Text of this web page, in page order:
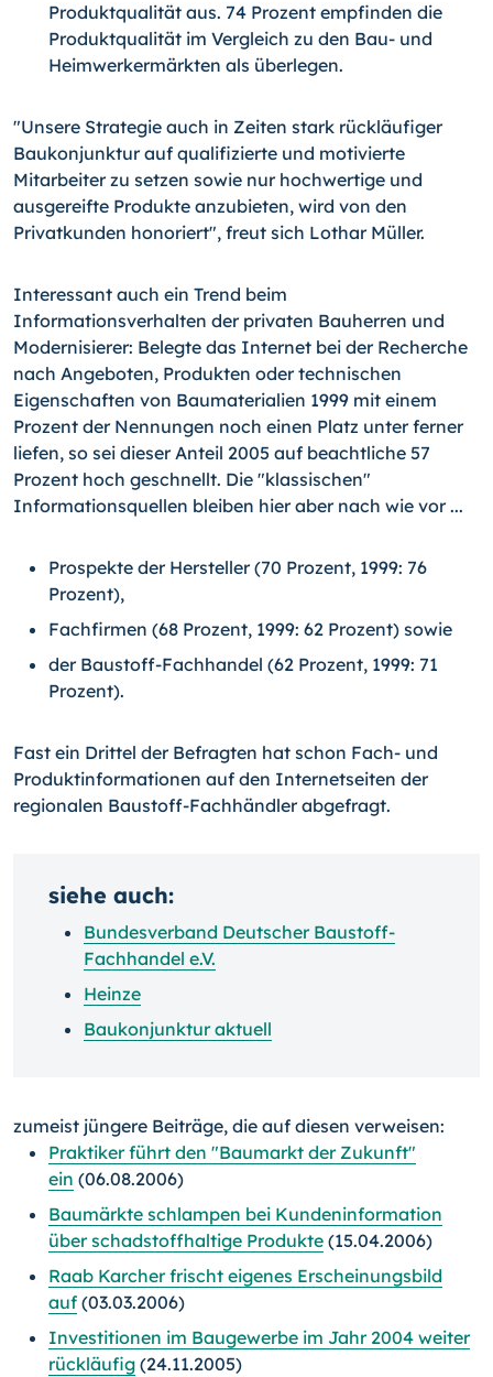
Produktqualität aus. 74 Prozent empfinden die
Produktqualität im Vergleich zu den Bau- und
Heimwerkermärkten als überlegen.
"Unsere Strategie auch in Zeiten stark rückläufiger
Baukonjunktur auf qualifizierte und motivierte
Mitarbeiter zu setzen sowie nur hochwertige und
ausgereifte Produkte anzubieten, wird von den
Privatkunden honoriert", freut sich Lothar Müller.
Interessant auch ein Trend beim
Informationsverhalten der privaten Bauherren und
Modernisierer: Belegte das Internet bei der Recherche
nach Angeboten, Produkten oder technischen
Eigenschaften von Baumaterialien 1999 mit einem
Prozent der Nennungen noch einen Platz unter ferner
liefen, so sei dieser Anteil 2005 auf beachtliche 57
Prozent hoch geschnellt. Die "klassischen"
Informationsquellen bleiben hier aber nach wie vor ...
Prospekte der Hersteller (70 Prozent, 1999: 76
Prozent),
Fachfirmen (68 Prozent, 1999: 62 Prozent) sowie
der Baustoff-Fachhandel (62 Prozent, 1999: 71
Prozent).
Fast ein Drittel der Befragten hat schon Fach- und
Produktinformationen auf den Internetseiten der
regionalen Baustoff-Fachhändler abgefragt.
siehe auch:
Bundesverband Deutscher Baustoff-
Fachhandel e.V.
Heinze
Baukonjunktur aktuell
zumeist jüngere Beiträge, die auf diesen verweisen:
Praktiker führt den "Baumarkt der Zukunft"
ein (06.08.2006)
Baumärkte schlampen bei Kundeninformation
über schadstoffhaltige Produkte (15.04.2006)
Raab Karcher frischt eigenes Erscheinungsbild
auf (03.03.2006)
Investitionen im Baugewerbe im Jahr 2004 weiter
rückläufig (24.11.2005)